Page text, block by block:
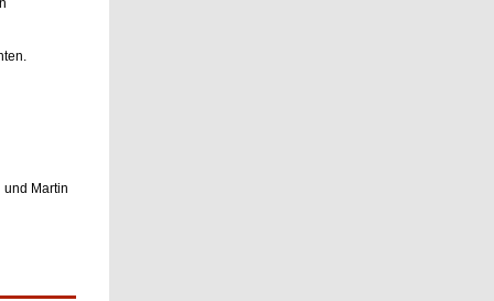
Martin